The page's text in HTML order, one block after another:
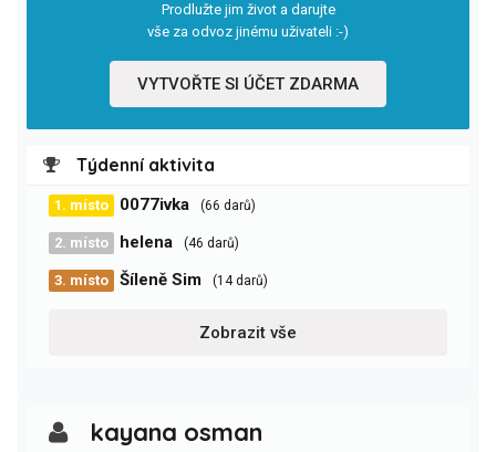
Prodlužte jim život a darujte
vše za odvoz jinému uživateli :-)
VYTVOŘTE SI ÚČET ZDARMA
Týdenní aktivita
1. místo 0077ivka (66 darů)
2. místo helena (46 darů)
3. místo Šíleně Sim (14 darů)
Zobrazit vše
kayana osman